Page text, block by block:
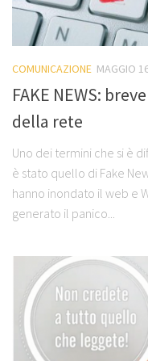
COMUNICAZIONE MAGGIO
FAKE NEWS:
della rete
Uno dei termini che si è
è stato quello di Fake
hanno inondato il web e
generato il panico...